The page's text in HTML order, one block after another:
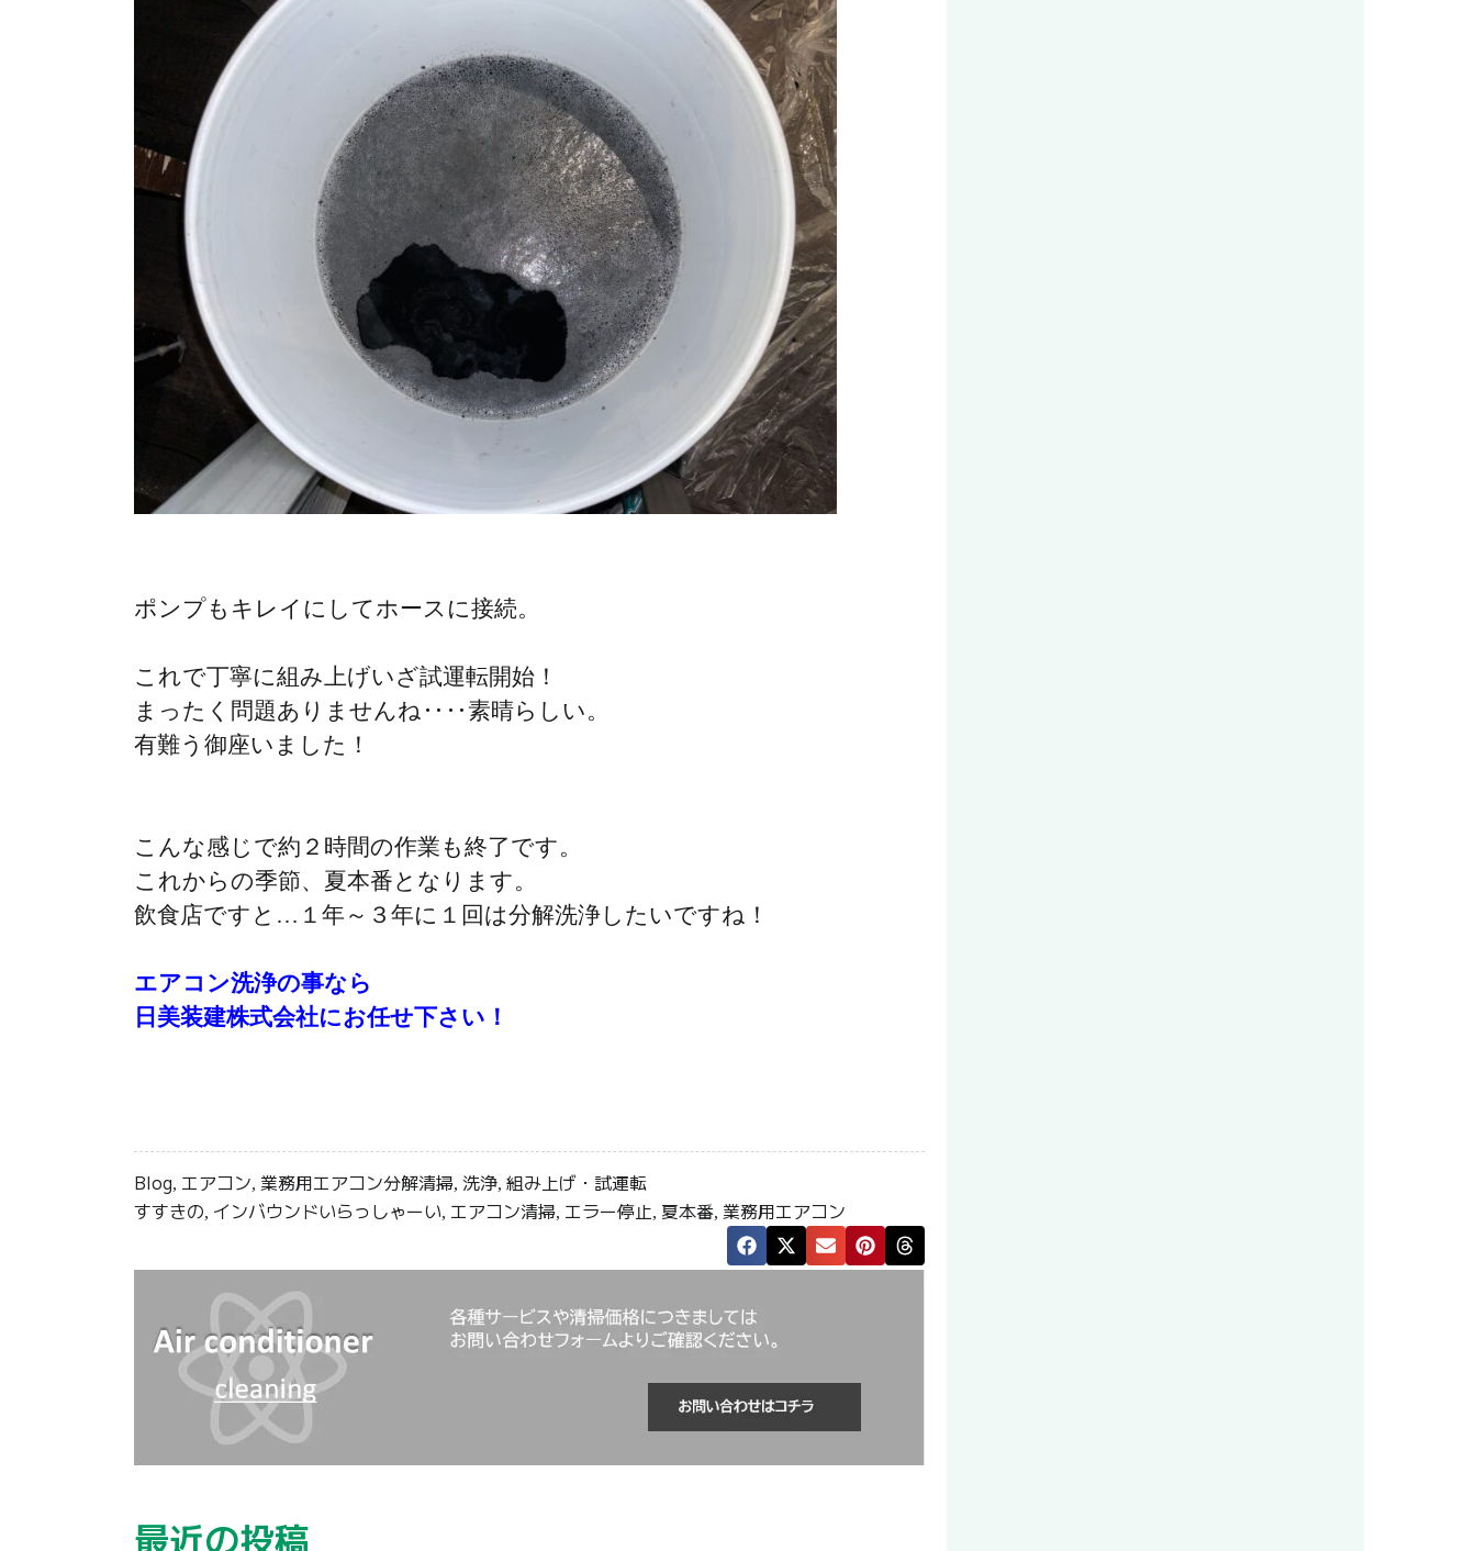
ポンプもキレイにしてホースに接続。
これで丁寧に組み上げいざ試運転開始！
まったく問題ありませんね‥‥素晴らしい。
有難う御座いました！
こんな感じで約２時間の作業も終了です。
これからの季節、夏本番となります。
飲食店ですと…１年～３年に１回は分解洗浄したいですね！
エアコン洗浄の事なら
日美装建株式会社にお任せ下さい！
Blog, エアコン, 業務用エアコン分解清掃, 洗浄, 組み上げ・試運転
すすきの, インバウンドいらっしゃーい, エアコン清掃, エラー停止, 夏本番, 業務用エアコン
最近の投稿